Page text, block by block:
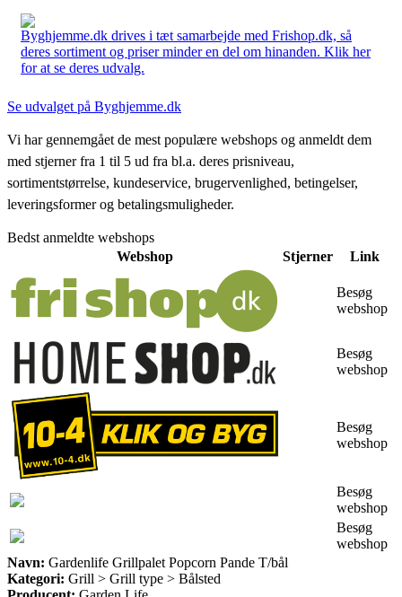
Byghjemme.dk drives i tæt samarbejde med Frishop.dk, så
deres sortiment og priser minder en del om hinanden. Klik her
for at se deres udvalg.
Se udvalget på Byghjemme.dk
Vi har gennemgået de mest populære webshops og anmeldt dem
med stjerner fra 1 til 5 ud fra bl.a. deres prisniveau,
sortimentstørrelse, kundeservice, brugervenlighed, betingelser,
leveringsformer og betalingsmuligheder.
Bedst anmeldte webshops
Webshop
Stjerner Link
Besøg
webshop
Besøg
webshop
Besøg
webshop
Besøg
webshop
Besøg
webshop
Navn: Gardenlife Grillpalet Popcorn Pande T/bål
Kategori: Grill > Grill type > Bålsted